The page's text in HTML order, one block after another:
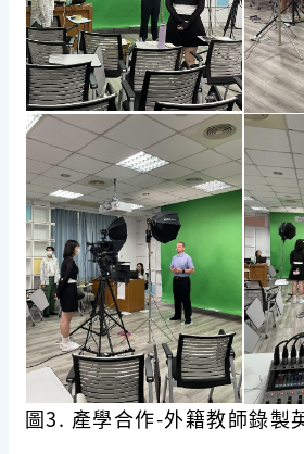
圖3. 產學合作-外籍教師錄製